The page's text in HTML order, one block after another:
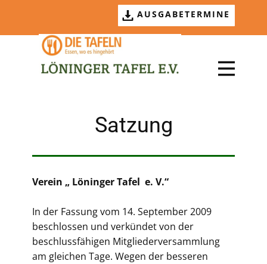
AUSGABETERMINE
Satzung
Verein „ Löninger Tafel e. V.“
In der Fassung vom 14. September 2009
beschlossen und verkündet von der
beschlussfähigen Mitgliederversammlung
am gleichen Tage. Wegen der besseren